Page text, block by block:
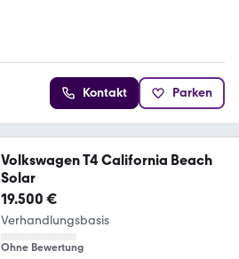
Kontakt Parken
Volkswagen T4 California Beach
Solar
19.500 €
Verhandlungsbasis
Ohne Bewertung